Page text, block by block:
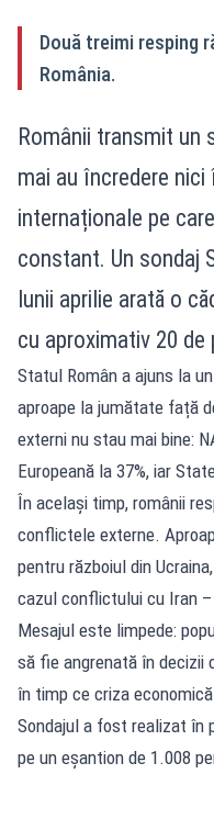
Două treimi resping
România.
Românii transmit un
mai au încredere
internaționale pe
constant. Un sondaj
lunii aprilie arată o
cu aproximativ 20
Statul Român a ajuns la
aproape la jumătate față
externi nu stau mai bine:
Europeană la 37%, iar
În același timp, românii
conflictele externe.
pentru războiul din
cazul conflictului cu Iran –
Mesajul este limpede:
să fie angrenată în decizii
în timp ce criza
Sondajul a fost realizat în
pe un eșantion de 1.008